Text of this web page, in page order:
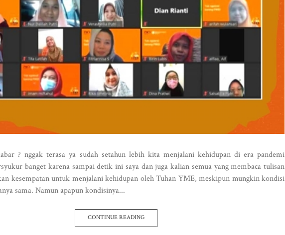
? nggak terasa ya sudah setahun lebih kita menjalani kehidupan di era pandemi
banget karena sampai detik ini saya dan juga kalian semua yang membaca tulisan
kesempatan untuk menjalani kehidupan oleh Tuhan YME, meskipun mungkin kondisi
sama. Namun apapun kondisinya...
CONTINUE READING